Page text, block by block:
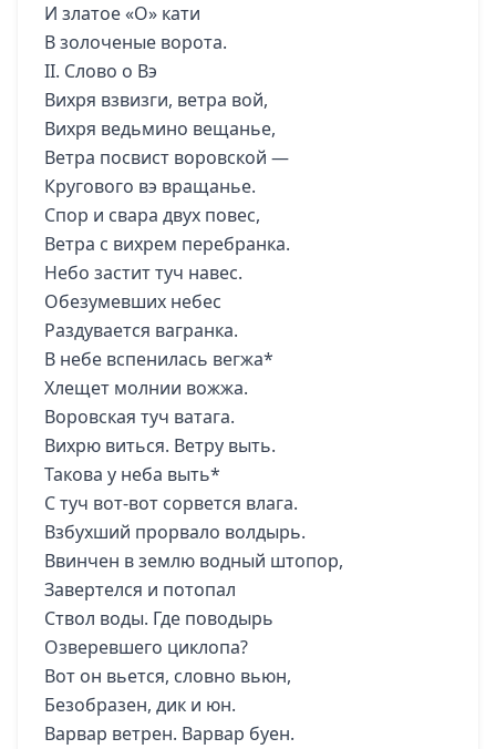
И златое «О» кати
В золоченые ворота.
II. Слово о Вэ
Вихря взвизги, ветра вой,
Вихря ведьмино вещанье,
Ветра посвист воровской —
Кругового вэ вращанье.
Спор и свара двух повес,
Ветра с вихрем перебранка.
Небо застит туч навес.
Обезумевших небес
Раздувается вагранка.
В небе вспенилась вегжа*
Хлещет молнии вожжа.
Воровская туч ватага.
Вихрю виться. Ветру выть.
Такова у неба выть*
С туч вот-вот сорвется влага.
Взбухший прорвало волдырь.
Ввинчен в землю водный штопор,
Завертелся и потопал
Ствол воды. Где поводырь
Озверевшего циклопа?
Вот он вьется, словно вьюн,
Безобразен, дик и юн.
Варвар ветрен. Варвар буен.